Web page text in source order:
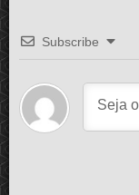
Subscribe